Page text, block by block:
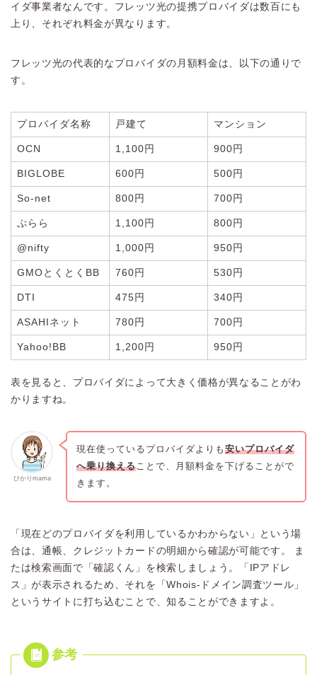
イダ事業者なんです。フレッツ光の提携プロバイダは数百にも
上り、それぞれ料金が異なります。
フレッツ光の代表的なプロバイダの月額料金は、以下の通りで
す。
プロバイダ名称 戸建て マンション
OCN 1,100円 900円
BIGLOBE 600円 500円
So-net 800円 700円
ぷらら 1,100円 800円
@nifty 1,000円 950円
GMOとくとくBB 760円 530円
DTI 475円 340円
ASAHIネット 780円 700円
Yahoo!BB 1,200円 950円
表を見ると、プロバイダによって大きく価格が異なることがわ
かりますね。
ひかりmama
現在使っているプロバイダよりも 安いプロバイダ
へ乗り換えることで、月額料金を下げることがで
きます。
「現在どのプロバイダを利用しているかわからない」という場
合は、通帳、クレジットカードの明細から確認が可能です。 ま
たは検索画面で「確認くん」を検索しましょう。「IPアドレ
ス」が表示されるため、それを「Whois-ドメイン調査ツール」
というサイトに打ち込むことで、知ることができますよ。